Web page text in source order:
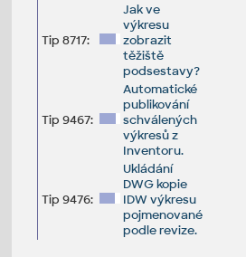
Tip 8717:
Jak ve
výkresu
zobrazit
těžiště
podsestavy?
Tip 9467:
Automatické
publikování
schválených
výkresů z
Inventoru.
Tip 9476:
Ukládání
DWG kopie
IDW výkresu
pojmenované
podle revize.